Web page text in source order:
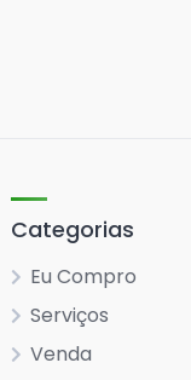
Categorias
Eu Compro
Serviços
Venda